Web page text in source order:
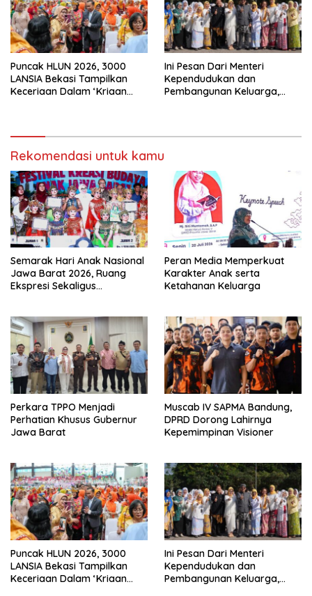
Puncak HLUN 2026, 3000
LANSIA Bekasi Tampilkan
Keceriaan Dalam ‘Kriaan
Ini Pesan Dari Menteri
Kependudukan dan
Pembangunan Keluarga,
Rekomendasi untuk kamu
Semarak Hari Anak Nasional
Jawa Barat 2026, Ruang
Ekspresi Sekaligus
Peran Media Memperkuat
Karakter Anak serta
Ketahanan Keluarga
Perkara TPPO Menjadi
Perhatian Khusus Gubernur
Jawa Barat
Muscab IV SAPMA Bandung,
DPRD Dorong Lahirnya
Kepemimpinan Visioner
Puncak HLUN 2026, 3000
LANSIA Bekasi Tampilkan
Keceriaan Dalam ‘Kriaan
Ini Pesan Dari Menteri
Kependudukan dan
Pembangunan Keluarga,